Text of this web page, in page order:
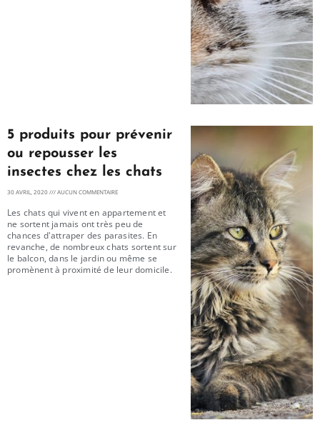
5 produits pour prévenir
ou repousser les
insectes chez les chats
30 AVRIL, 2020 AUCUN COMMENTAIRE
Les chats qui vivent en appartement et
ne sortent jamais ont très peu de
chances d'attraper des parasites. En
revanche, de nombreux chats sortent sur
le balcon, dans le jardin ou même se
promènent à proximité de leur domicile.